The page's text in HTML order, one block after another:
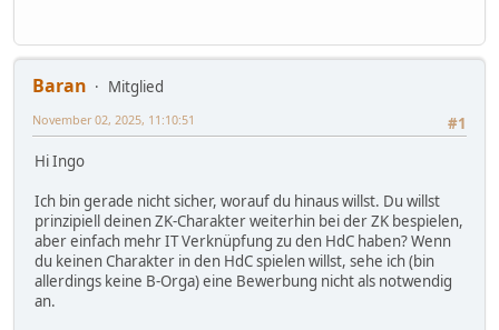
Baran
Mitglied
#1
November 02, 2025, 11:10:51
Hi Ingo
Ich bin gerade nicht sicher, worauf du hinaus willst. Du willst
prinzipiell deinen ZK-Charakter weiterhin bei der ZK bespielen,
aber einfach mehr IT Verknüpfung zu den HdC haben? Wenn
du keinen Charakter in den HdC spielen willst, sehe ich (bin
allerdings keine B-Orga) eine Bewerbung nicht als notwendig
an.